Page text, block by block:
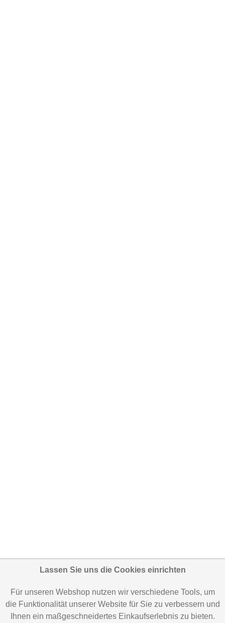
Lassen Sie uns die Cookies einrichten
Für unseren Webshop nutzen wir verschiedene Tools, um
die Funktionalität unserer Website für Sie zu verbessern und
Ihnen ein maßgeschneidertes Einkaufserlebnis zu bieten.